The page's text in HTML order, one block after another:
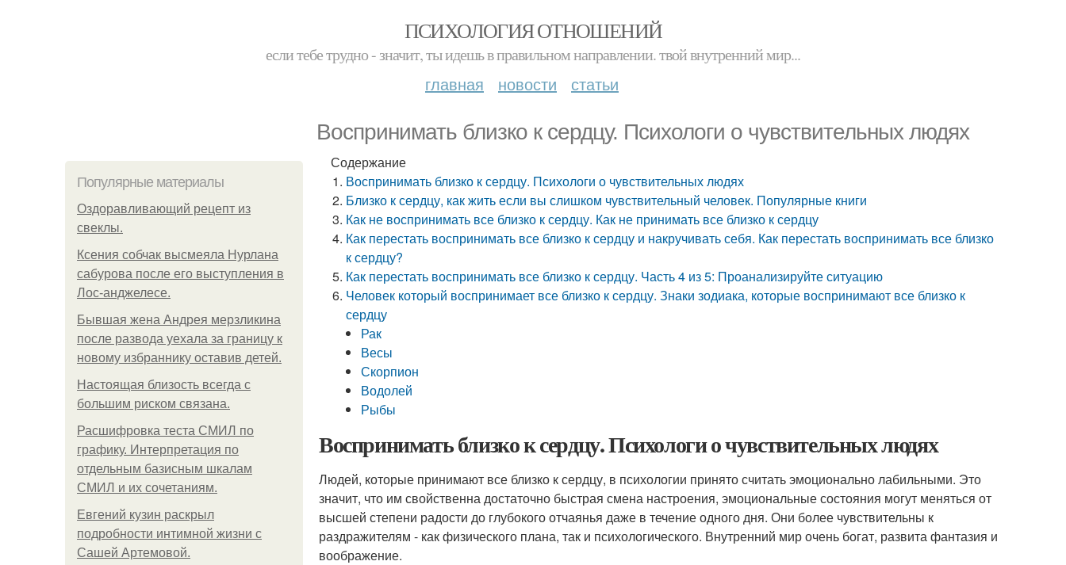
ПСИХОЛОГИЯ ОТНОШЕНИЙ
если тебе трудно - значит, ты идешь в правильном направлении. твой внутренний мир...
главная новости статьи
Воспринимать близко к сердцу. Психологи о чувствительных людях
Популярные материалы
Оздоравливающий рецепт из
свеклы.
Ксения собчак высмеяла Нурлана
сабурова после его выступления в
Лос-анджелесе.
Бывшая жена Андрея мерзликина
после развода уехала за границу к
новому избраннику оставив детей.
Hacтоящая близость всегда с
большим риском связана.
Расшифровка теста СМИЛ по
графику. Интерпретация по
отдельным базисным шкалам
СМИЛ и их сочетаниям.
Евгений кузин раскрыл
подробности интимной жизни с
Сашей Артемовой.
Содержание
Воспринимать близко к сердцу. Психологи о чувствительных людях
Близко к сердцу, как жить если вы слишком чувствительный человек. Популярные книги
Как не воспринимать все близко к сердцу. Как не принимать все близко к сердцу
Как перестать воспринимать все близко к сердцу и накручивать себя. Как перестать воспринимать все близко
к сердцу?
Как перестать воспринимать все близко к сердцу. Часть 4 из 5: Проанализируйте ситуацию
Человек который воспринимает все близко к сердцу. Знаки зодиака, которые воспринимают все близко к
сердцу
Рак
Весы
Скорпион
Водолей
Рыбы
Воспринимать близко к сердцу. Психологи о чувствительных людях
Людей, которые принимают все близко к сердцу, в психологии принято считать эмоционально лабильными. Это
значит, что им свойственна достаточно быстрая смена настроения, эмоциональные состояния могут меняться от
высшей степени радости до глубокого отчаянья даже в течение одного дня. Они более чувствительны к
раздражителям - как физического плана, так и психологического. Внутренний мир очень богат, развита фантазия и
воображение.